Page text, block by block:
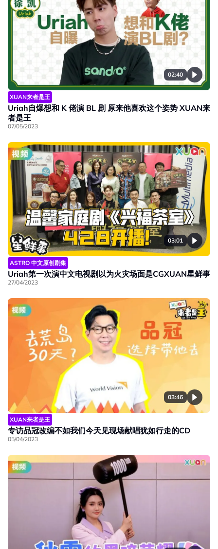
02:40
XUAN来者是王
Uriah自爆想和 K 佬演 BL 剧 原来他喜欢这个姿势 XUAN来
者是王
07/05/2023
03:01
ASTRO 中文原创剧集
Uriah第一次演中文电视剧以为火灾场面是CGXUAN星鲜事
27/04/2023
03:46
XUAN来者是王
专访品冠改编不如我们今天见现场献唱犹如行走的CD
05/04/2023